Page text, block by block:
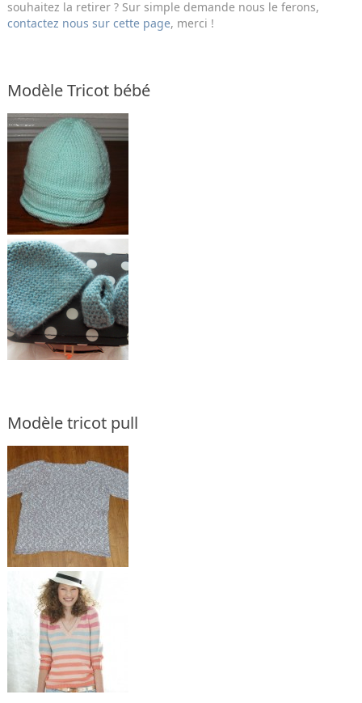
souhaitez la retirer ? Sur simple demande nous le ferons,
contactez nous sur cette page, merci !
Modèle Tricot bébé
Modèle tricot pull